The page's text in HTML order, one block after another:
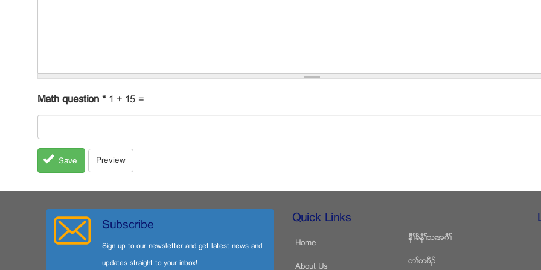
Math question * 1 + 15 =
Save Preview
Subscribe
Sign up to our newsletter and get latest news and
updates straight to your inbox!
Quick Links
Home
About Us
နီႈခိနီႈသးအဂီႈ
တႈကစီဥ